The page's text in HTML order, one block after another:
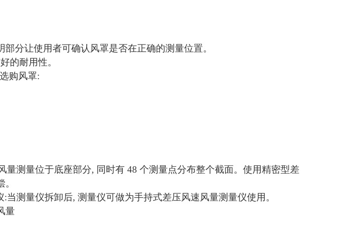
分让使用者可确认风罩是否在正确的测量位置。
的耐用性。
购风罩:
量测量位于底座部分, 同时有 48 个测量点分布整个截面。使用精密型差
测量仪拆卸后, 测量仪可做为手持式差压风速风量测量仪使用。
量